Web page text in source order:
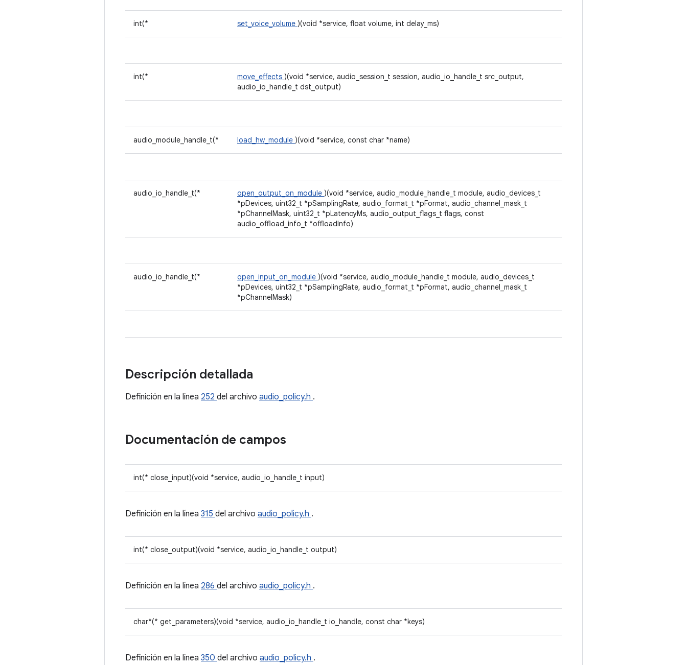
int(* set_voice_volume )(void *service, float volume, int delay_ms)
int(* move_effects )(void *service, audio_session_t session, audio_io_handle_t src_output,
audio_io_handle_t dst_output)
audio_module_handle_t(* load_hw_module )(void *service, const char *name)
audio_io_handle_t(* open_output_on_module )(void *service, audio_module_handle_t module, audio_devices_t
*pDevices, uint32_t *pSamplingRate, audio_format_t *pFormat, audio_channel_mask_t
*pChannelMask, uint32_t *pLatencyMs, audio_output_flags_t flags, const
audio_offload_info_t *offloadInfo)
audio_io_handle_t(* open_input_on_module )(void *service, audio_module_handle_t module, audio_devices_t
*pDevices, uint32_t *pSamplingRate, audio_format_t *pFormat, audio_channel_mask_t
*pChannelMask)
Descripción detallada
Definición en la línea 252 del archivo audio_policy.h .
Documentación de campos
int(* close_input)(void *service, audio_io_handle_t input)
Definición en la línea 315 del archivo audio_policy.h .
int(* close_output)(void *service, audio_io_handle_t output)
Definición en la línea 286 del archivo audio_policy.h .
char*(* get_parameters)(void *service, audio_io_handle_t io_handle, const char *keys)
Definición en la línea 350 del archivo audio_policy.h .